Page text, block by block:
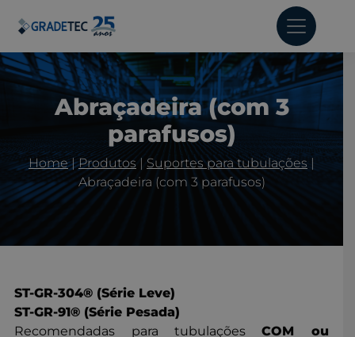
Abraçadeira (com 3
parafusos)
Home|Produtos | Suportes para tubulações |
Abraçadeira (com 3 parafusos)
ST-GR-304® (Série Leve)
ST-GR-91® (Série Pesada)
Recomendadas para tubulaçõesCOM ou